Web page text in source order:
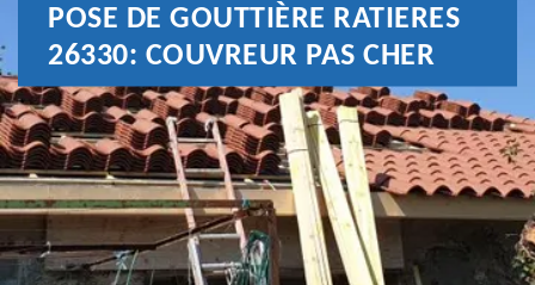
POSE DE GOUTTIÈRE RATIERES
26330: COUVREUR PAS CHER